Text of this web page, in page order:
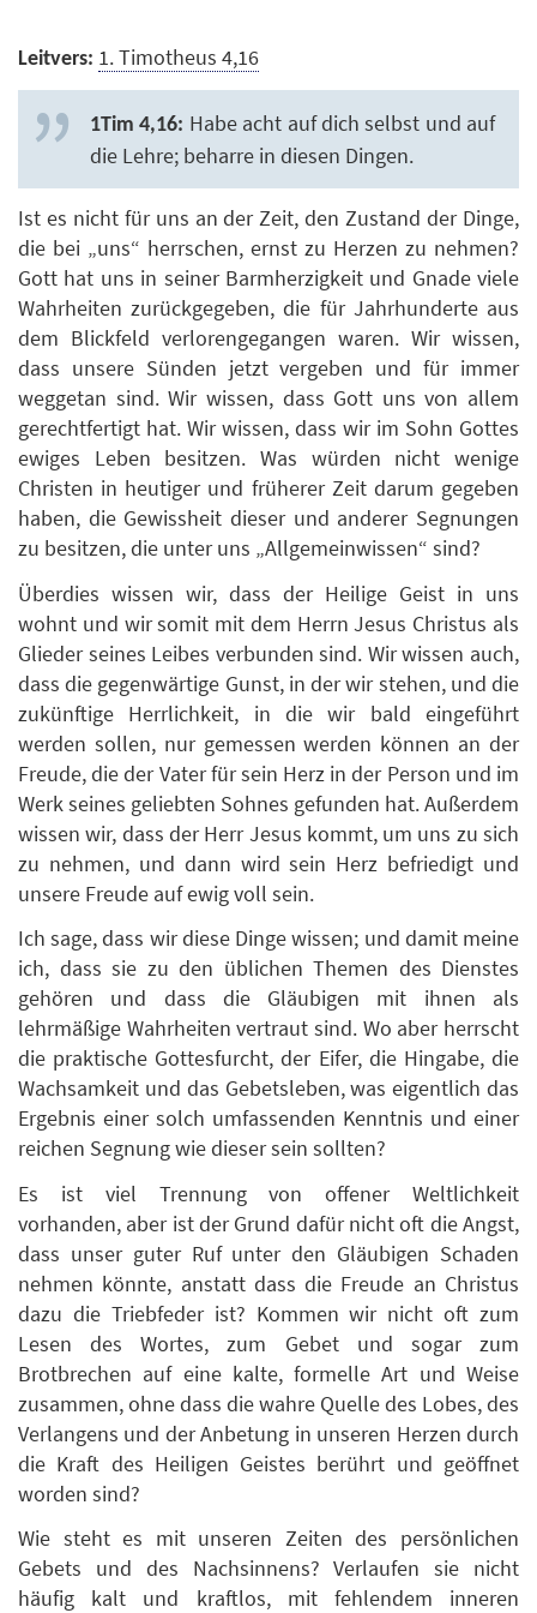
Leitvers: 1. Timotheus 4,16
1Tim 4,16: Habe acht auf dich selbst und auf
die Lehre; beharre in diesen Dingen.
Ist es nicht für uns an der Zeit, den Zustand der Dinge,
die bei „uns“ herrschen, ernst zu Herzen zu nehmen?
Gott hat uns in seiner Barmherzigkeit und Gnade viele
Wahrheiten zurückgegeben, die für Jahrhunderte aus
dem Blickfeld verlorengegangen waren. Wir wissen,
dass unsere Sünden jetzt vergeben und für immer
weggetan sind. Wir wissen, dass Gott uns von allem
gerechtfertigt hat. Wir wissen, dass wir im Sohn Gottes
ewiges Leben besitzen. Was würden nicht wenige
Christen in heutiger und früherer Zeit darum gegeben
haben, die Gewissheit dieser und anderer Segnungen
zu besitzen, die unter uns „Allgemeinwissen“ sind?
Überdies wissen wir, dass der Heilige Geist in uns
wohnt und wir somit mit dem Herrn Jesus Christus als
Glieder seines Leibes verbunden sind. Wir wissen auch,
dass die gegenwärtige Gunst, in der wir stehen, und die
zukünftige Herrlichkeit, in die wir bald eingeführt
werden sollen, nur gemessen werden können an der
Freude, die der Vater für sein Herz in der Person und im
Werk seines geliebten Sohnes gefunden hat. Außerdem
wissen wir, dass der Herr Jesus kommt, um uns zu sich
zu nehmen, und dann wird sein Herz befriedigt und
unsere Freude auf ewig voll sein.
Ich sage, dass wir diese Dinge wissen; und damit meine
ich, dass sie zu den üblichen Themen des Dienstes
gehören und dass die Gläubigen mit ihnen als
lehrmäßige Wahrheiten vertraut sind. Wo aber herrscht
die praktische Gottesfurcht, der Eifer, die Hingabe, die
Wachsamkeit und das Gebetsleben, was eigentlich das
Ergebnis einer solch umfassenden Kenntnis und einer
reichen Segnung wie dieser sein sollten?
Es ist viel Trennung von offener Weltlichkeit
vorhanden, aber ist der Grund dafür nicht oft die Angst,
dass unser guter Ruf unter den Gläubigen Schaden
nehmen könnte, anstatt dass die Freude an Christus
dazu die Triebfeder ist? Kommen wir nicht oft zum
Lesen des Wortes, zum Gebet und sogar zum
Brotbrechen auf eine kalte, formelle Art und Weise
zusammen, ohne dass die wahre Quelle des Lobes, des
Verlangens und der Anbetung in unseren Herzen durch
die Kraft des Heiligen Geistes berührt und geöffnet
worden sind?
Wie steht es mit unseren Zeiten des persönlichen
Gebets und des Nachsinnens? Verlaufen sie nicht
häufig kalt und kraftlos, mit fehlendem inneren